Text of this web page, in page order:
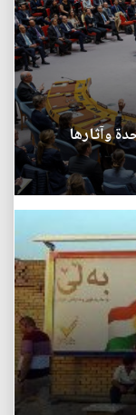
وآثارها